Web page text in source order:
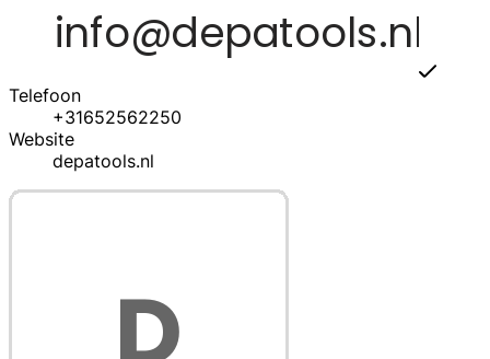
Telefoon
+31652562250
Website
depatools.nl